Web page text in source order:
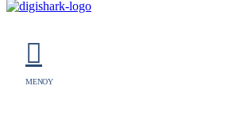
MENOY